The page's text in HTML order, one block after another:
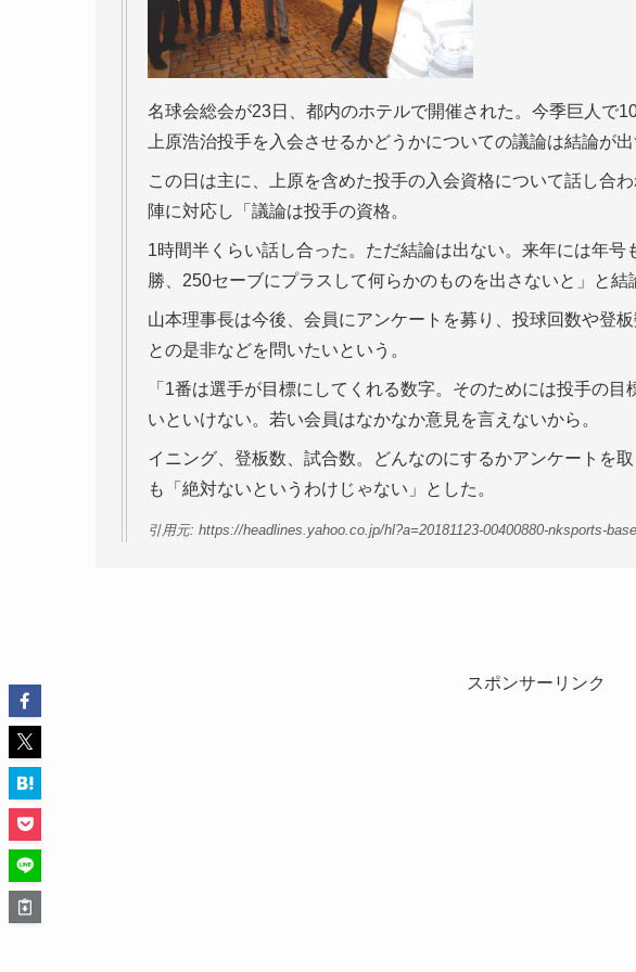
名球会総会が23日、都内のホテルで開催された。今季巨人で
上原浩治投手を入会させるかどうかについての議論は結論が
この日は主に、上原を含めた投手の入会資格について話し合
陣に対応し「議論は投手の資格。
1時間半くらい話し合った。ただ結論は出ない。来年には年
勝、250セーブにプラスして何らかのものを出さないと」と結
山本理事長は今後、会員にアンケートを募り、投球回数や登
との是非などを問いたいという。
「1番は選手が目標にしてくれる数字。そのためには投手の
いといけない。若い会員はなかなか意見を言えないから。
イニング、登板数、試合数。どんなのにするかアンケートを
も「絶対ないというわけじゃない」とした。
引用元: https://headlines.yahoo.co.jp/hl?a=20181123-00400880-nksports-base
スポンサーリンク